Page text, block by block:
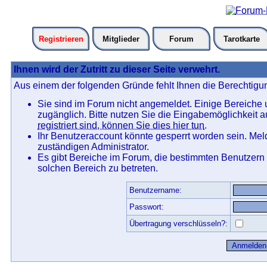
Registrieren Mitglieder Forum Tarotkarte
Ihnen wird der Zutritt zu dieser Seite verwehrt.
Aus einem der folgenden Gründe fehlt Ihnen die
Sie sind im Forum nicht angemeldet. Einige
zugänglich. Bitte nutzen Sie die Eingabemöglichkeit
registriert sind, können Sie dies hier tun.
Ihr Benutzeraccount könnte gesperrt worden sein.
zuständigen Administrator.
Es gibt Bereiche im Forum, die bestimmten
solchen Bereich zu betreten.
Benutzername:
Passwort:
Übertragung verschlüsseln?: